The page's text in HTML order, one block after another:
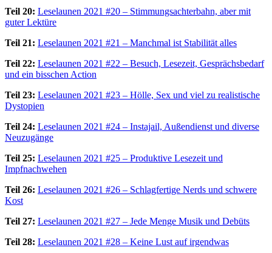
Teil 20: Leselaunen 2021 #20 – Stimmungsachterbahn, aber mit
guter Lektüre
Teil 21: Leselaunen 2021 #21 – Manchmal ist Stabilität alles
Teil 22: Leselaunen 2021 #22 – Besuch, Lesezeit, Gesprächsbedarf
und ein bisschen Action
Teil 23: Leselaunen 2021 #23 – Hölle, Sex und viel zu realistische
Dystopien
Teil 24: Leselaunen 2021 #24 – Instajail, Außendienst und diverse
Neuzugänge
Teil 25: Leselaunen 2021 #25 – Produktive Lesezeit und
Impfnachwehen
Teil 26: Leselaunen 2021 #26 – Schlagfertige Nerds und schwere
Kost
Teil 27: Leselaunen 2021 #27 – Jede Menge Musik und Debüts
Teil 28: Leselaunen 2021 #28 – Keine Lust auf irgendwas